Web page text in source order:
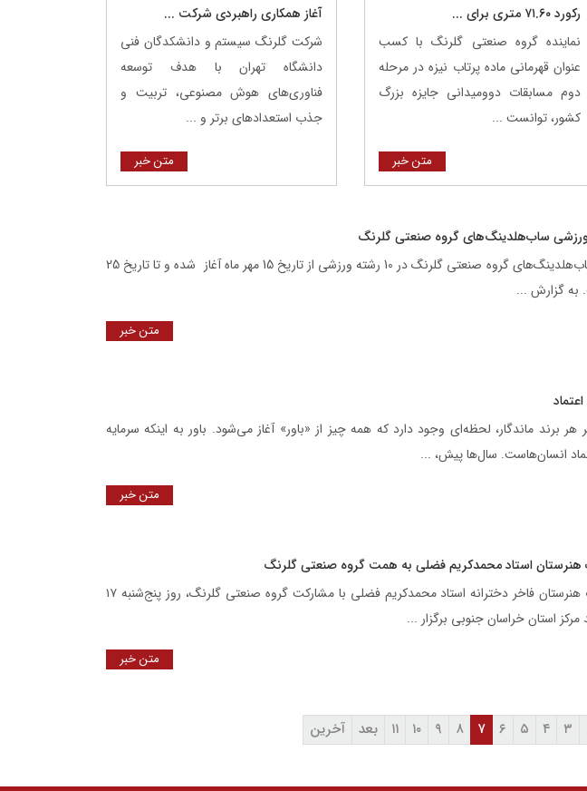
رکورد ۷۱.۶۰ متری برای ...
نماینده گروه صنعتی گلرنگ با کسب
عنوان قهرمانی ماده پرتاب نیزه در مرحله
دوم مسابقات دوومیدانی جایزه بزرگ
کشور، توانست ...
متن خبر
آغاز همکاری راهبردی شرکت ...
شرکت گلرنگ ‌سیستم و دانشکدگان فنی
دانشگاه تهران با هدف توسعه
فناوری‌های هوش مصنوعی، تربیت و
جذب استعدادهای برتر و ...
متن خبر
ورزشی ساب‌هلدینگ‌های گروه صنعتی گلرنگ
دومین دوره مسابقات ورزشی ساب‌هلدینگ‌های گروه صنعتی گلرنگ در 10 رشته ورزشی از تاریخ 15 مهر ماه آغاز شده و تا تاریخ 25
متن خبر
هر برند ماندگار، لحظه‌ای وجود دارد که همه چیز از «باور» آغاز می‌شود. باور به اینکه سرمایه
انسان‌هاست. سال‌ها پیش، ...
متن خبر
هنرستان استاد محمدکریم فضلی به همت گروه صنعتی گلرنگ
آیین آغاز عملیات اجرایی احداث هنرستان فاخر دخترانه استاد محمدکریم فضلی با مشارکت گروه صنعتی گلرنگ، روز پنج‌شنبه ۱۷
متن خبر
۳ ۴ ۵ ۶ ۷ ۸ ۹ ۱۰ ۱۱ بعد آخرین
خیریه استاد فضلی
علمی ـ کاربردی گلرنگ